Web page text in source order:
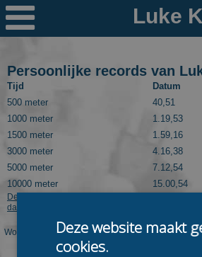

Nieuws
Ploegen
PR's
Schaatspeloton.nl
Persoonlijke records van
Tijd
Datum
500 meter
40,51
1000 meter
1.19,53
1500 meter
1.59,16
3000 meter
4.16,38
5000 meter
7.12,54
10000 meter
15.00,54
Deze informatie kan worden getoond dankzij
daar voor meer langebaanuitslagen van Luke Kooij.
Worden op deze pagina niet de juiste PR's van
even weten via
Deze website maakt
cookies.